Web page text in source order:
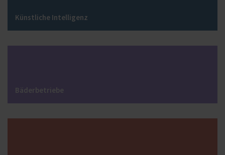
Künstliche Intelligenz
Bäderbetriebe